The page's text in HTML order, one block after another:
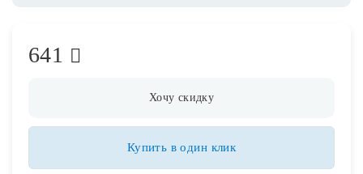
Светодиодная лента
Предметы интерьера
641
Хочу скидку
Купить в один клик